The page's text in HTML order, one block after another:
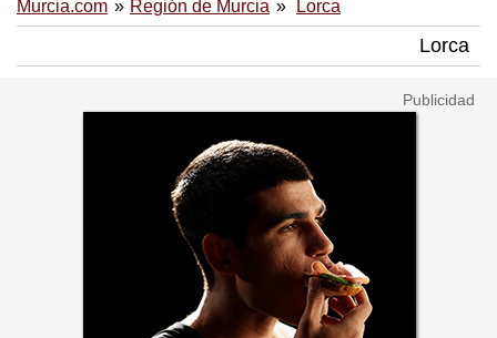
Murcia.com Región de Murcia Lorca
Lorca